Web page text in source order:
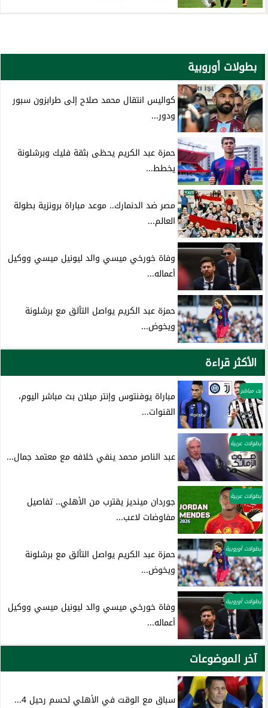
بطولات أوروبية
كواليس انتقال محمد صلاح إلى طرابزون سبور
ودور...
حمزة عبد الكريم يحظى بثقة فليك وبرشلونة
يخطط...
مصر ضد الدنمارك.. موعد مباراة برونزية بطولة
العالم...
وفاة خورخي ميسي والد ليونيل ميسي ووكيل
أعماله...
حمزة عبد الكريم يواصل التألق مع برشلونة
ويخوض...
الأكثر قراءة
بث مباشر
مباراة يوفنتوس وإنتر ميلان بث مباشر اليوم،
القنوات...
بطولات عربية
عبد الناصر محمد ينفي خلافه مع معتمد جمال...
بطولات عربية
جوردان مينديز يقترب من الأهلي.. تفاصيل
مفاوضات لاعب...
بطولات أوروبية
حمزة عبد الكريم يواصل التألق مع برشلونة
ويخوض...
بطولات أوروبية
وفاة خورخي ميسي والد ليونيل ميسي ووكيل
أعماله...
آخر الموضوعات
سباق مع الوقت في الأهلي لحسم رحيل 4...